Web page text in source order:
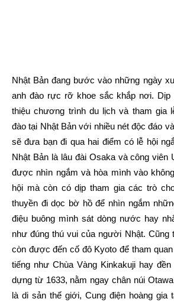
Nhật Bản đang bước vào những ngày
anh đào rực rỡ khoe sắc khắp nơi. Dịp
thiệu chương trình du lịch và tham gia
đào tại Nhật Bản với nhiều nét độc đáo
sẽ đưa bạn đi qua hai điểm có lễ hội
Nhật Bản là lâu đài Osaka và công viên
được nhìn ngắm và hòa mình vào
hội mà còn có dịp tham gia các trò
thuyền đi dọc bờ hồ để nhìn ngắm
điệu buông mình sát dòng nước hay
như đúng thú vui của người Nhật. Cũng
còn được đến cố đô Kyoto để tham
tiếng như Chùa Vàng Kinkakuji hay
dựng từ 1633, nằm ngay chân núi
là di sản thế giới, Cung điện hoàng gia